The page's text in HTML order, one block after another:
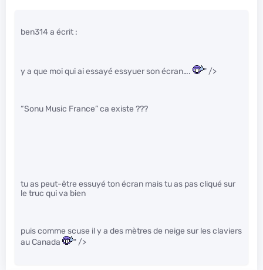
ben314 a écrit :
y a que moi qui ai essayé essyuer son écran…. " />
“Sonu Music France” ca existe ???
tu as peut-être essuyé ton écran mais tu as pas cliqué sur
le truc qui va bien
puis comme scuse il y a des mètres de neige sur les claviers
au Canada
" />